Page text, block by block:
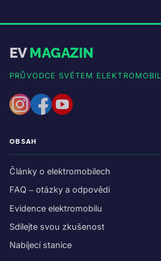
EVMAGAZIN
PRŮVODCE SVĚTEM
OBSAH
Články o elektromobilech
FAQ – otázky a odpovědi
Evidence elektromobilu
Sdílejte svou zkušenost
Nabíjecí stanice